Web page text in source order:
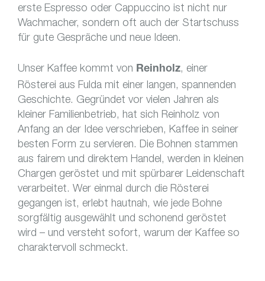
erste Espresso oder Cappuccino ist nicht nur
Wachmacher, sondern oft auch der Startschuss
für gute Gespräche und neue Ideen.
Unser Kaffee kommt von Reinholz, einer
Rösterei aus Fulda mit einer langen, spannenden
Geschichte. Gegründet vor vielen Jahren als
kleiner Familienbetrieb, hat sich Reinholz von
Anfang an der Idee verschrieben, Kaffee in seiner
besten Form zu servieren. Die Bohnen stammen
aus fairem und direktem Handel, werden in kleinen
Chargen geröstet und mit spürbarer Leidenschaft
verarbeitet. Wer einmal durch die Rösterei
gegangen ist, erlebt hautnah, wie jede Bohne
sorgfältig ausgewählt und schonend geröstet
wird – und versteht sofort, warum der Kaffee so
charaktervoll schmeckt.